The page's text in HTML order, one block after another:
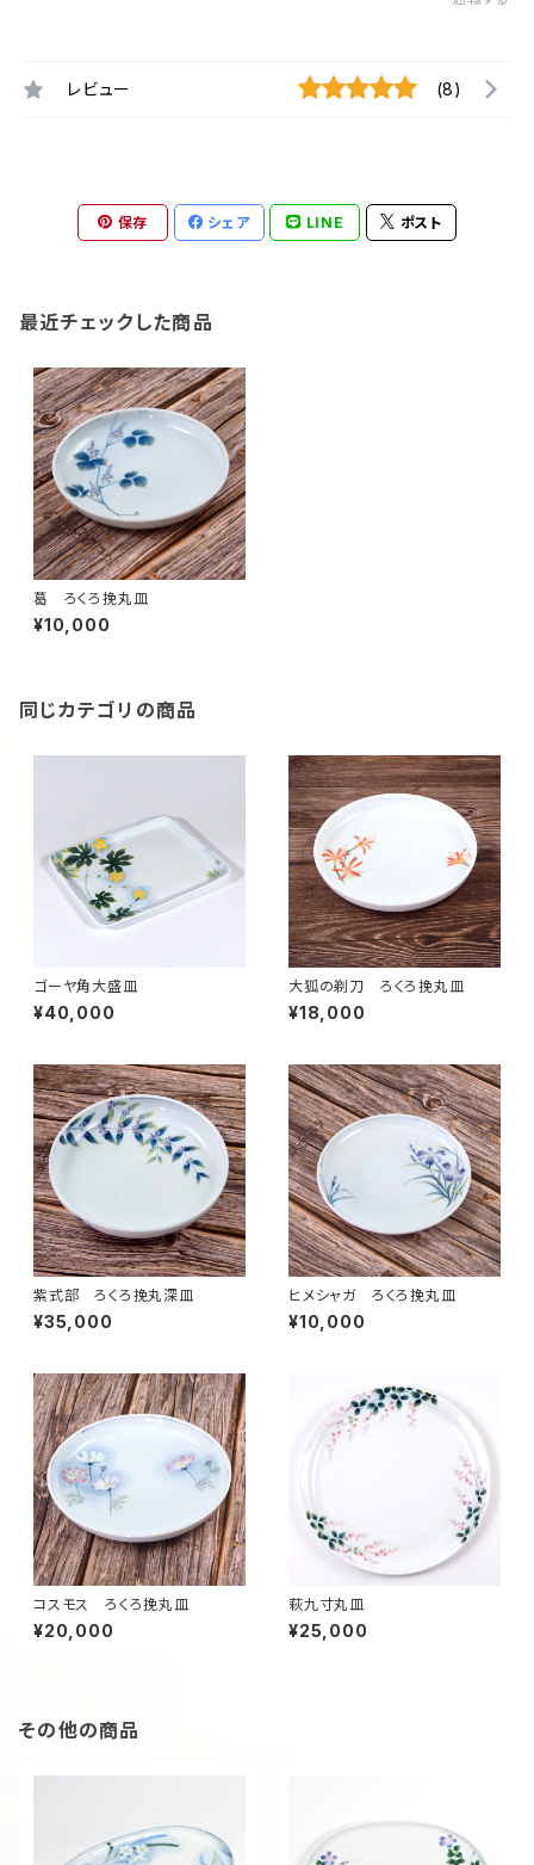
レビュー (8)
保存 シェア LINE ポスト
最近チェックした商品
葛 ろくろ挽丸皿
¥10,000
同じカテゴリの商品
ゴーヤ角大盛皿
¥40,000
大狐の剃刀 ろくろ挽丸皿
¥18,000
紫式部 ろくろ挽丸深皿
¥35,000
ヒメシャガ ろくろ挽丸皿
¥10,000
コスモス ろくろ挽丸皿
¥20,000
萩九寸丸皿
¥25,000
その他の商品